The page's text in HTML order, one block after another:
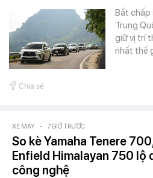
Bất chấp
Trung
giữ vị trí
nhất thế
Chia sẻ
XE MÁY - 7 GIỜ TRƯỚC
So kè Yamaha Tenere
Enfield Himalayan 750 lộ
công nghệ